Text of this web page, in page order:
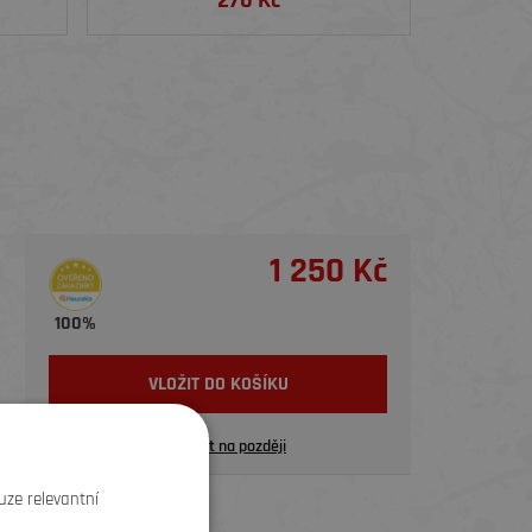
100%
1 250 Kč
VLOŽIT DO KOŠÍKU
Uložit na později
relevantní